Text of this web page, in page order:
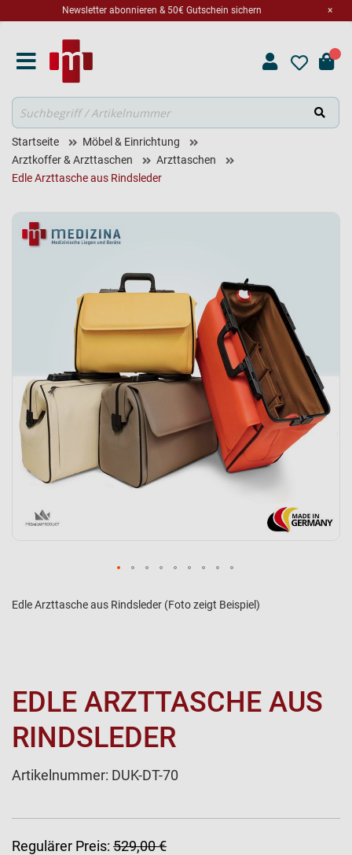
×
Newsletter abonnieren & 50€ Gutschein sichern
Suche
Startseite
Möbel & Einrichtung
Arztkoffer & Arzttaschen
Arzttaschen
Edle Arzttasche aus Rindsleder
Edle Arzttasche aus Rindsleder (Foto zeigt Beispiel)
EDLE ARZTTASCHE AUS
RINDSLEDER
Artikelnummer: DUK-DT-70
Regulärer Preis: 529,00 €